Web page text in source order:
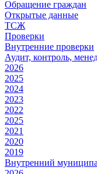
Обращение граждан
Открытые данные
ТСЖ
Проверки
Внутренние проверки
Аудит, контроль,
2026
2025
2024
2023
2022
2025
2021
2020
2019
Внутренний